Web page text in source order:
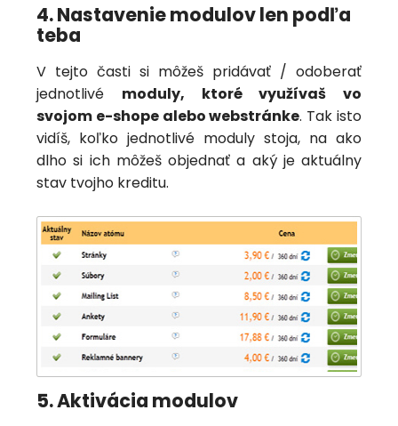
4. Nastavenie modulov len podľa
teba
V tejto časti si môžeš pridávať / odoberať
jednotlivé moduly, ktoré využívaš vo
svojom e-shope alebo webstránke. Tak isto
vidíš, koľko jednotlivé moduly stoja, na ako
dlho si ich môžeš objednať a aký je aktuálny
stav tvojho kreditu.
5. Aktivácia modulov